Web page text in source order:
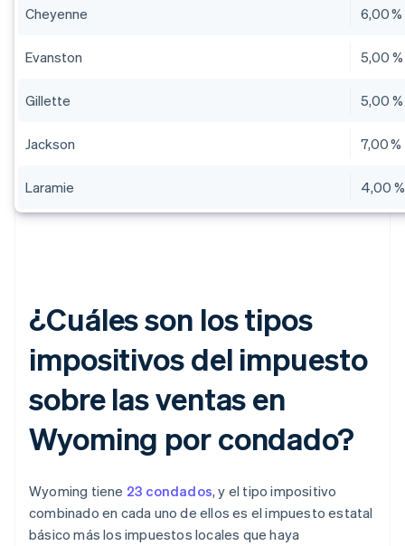
Cheyenne 6,00 %
Evanston 5,00 %
Gillette 5,00 %
Jackson 7,00 %
Laramie 4,00 %
¿Cuáles son los tipos
impositivos del impuesto
sobre las ventas en
Wyoming por condado?
Wyoming tiene 23 condados, y el tipo impositivo
combinado en cada uno de ellos es el impuesto estatal
básico más los impuestos locales que haya